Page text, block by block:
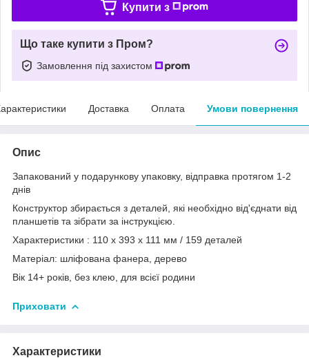
Купити з
Що таке купити з Пром?
Замовлення під захистом
Доставка Оплата Умови повернення
Опис
Запакований у подарункову упаковку, відправка протягом 1-2
днів
Конструктор збирається з деталей, які необхідно від'єднати від
планшетів та зібрати за інструкцією.
Характеристики : 110 x 393 x 111 мм / 159 деталей
Матеріал: шліфована фанера, дерево
Вік 14+ років, без клею, для всієї родини
Приховати
Характеристики